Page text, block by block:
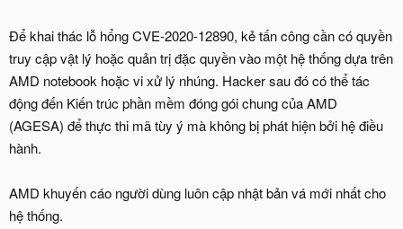
Để khai thác lỗ hổng CVE-2020-12890, kẻ tấn công cần có quyền
truy cập vật lý hoặc quản trị đặc quyền vào một hệ thống dựa trên
AMD notebook hoặc vi xử lý nhúng. Hacker sau đó có thể tác
động đến Kiến trúc phần mềm đóng gói chung của AMD
(AGESA) để thực thi mã tùy ý mà không bị phát hiện bởi hệ điều
hành.
AMD khuyến cáo người dùng luôn cập nhật bản vá mới nhất cho
hệ thống.